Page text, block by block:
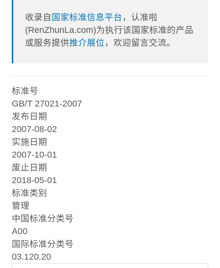
收录自 国家标准信息平台 ，认准啦
(RenZhunLa.com)为执行该国家标准的产品
或服务提供推介展位 ，欢迎留言交流。
标准号
GB/T 27021-2007
发布日期
2007-08-02
实施日期
2007-10-01
废止日期
2018-05-01
标准类别
管理
中国标准分类号
A00
国际标准分类号
03.120.20